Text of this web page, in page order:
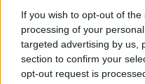
If you wish to opt-out of
processing of your
targeted advertising by us,
section to confirm your
opt-out request is